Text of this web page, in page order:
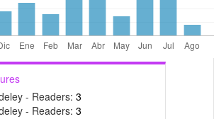
- Readers: 3
- Readers: 3